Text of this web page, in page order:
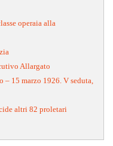
operaia alla
Allargato
– 15 marzo 1926. V seduta,
altri 82 proletari